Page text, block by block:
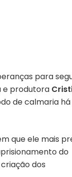
para
e produtora
de calmaria há
que ele mais
do
dos